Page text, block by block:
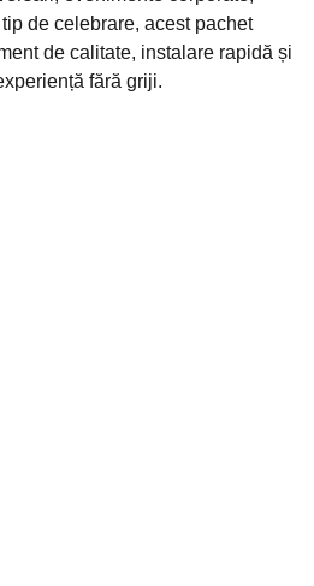
de celebrare, acest pachet
de calitate, instalare rapidă și
fără griji.